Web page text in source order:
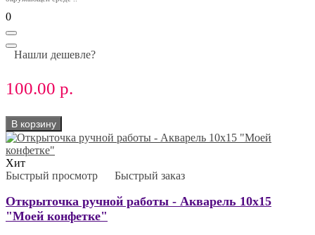
0
Нашли дешевле?
100.00 р.
В корзину
Хит
Быстрый просмотр
Быстрый заказ
Открыточка ручной работы - Акварель 10х15
"Моей конфетке"